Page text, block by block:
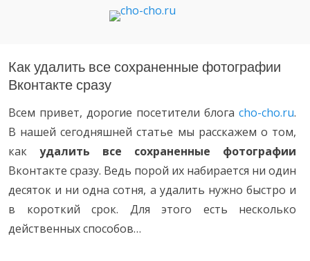
Чо?! Чо?!
Как удалить все сохраненные фотографии
Вконтакте сразу
Всем привет, дорогие посетители блога cho-cho.ru.
В нашей сегодняшней статье мы расскажем о том,
как удалить все сохраненные фотографии
Вконтакте сразу. Ведь порой их набирается ни один
десяток и ни одна сотня, а удалить нужно быстро и
в короткий срок. Для этого есть несколько
действенных способов…